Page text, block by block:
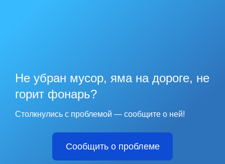
Не убран мусор, яма на дороге, не
горит фонарь?
Столкнулись с проблемой — сообщите о ней!
Сообщить о проблеме